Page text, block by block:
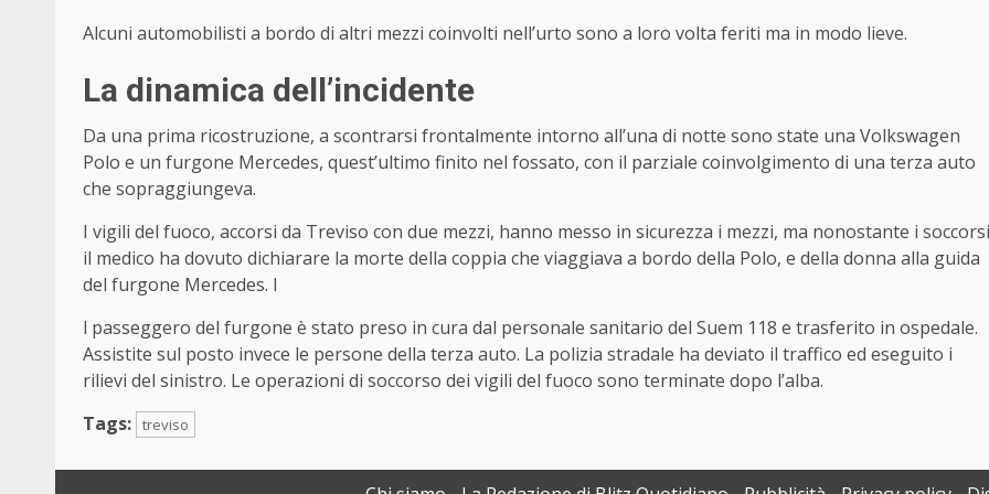
Alcuni automobilisti a bordo di altri mezzi coinvolti nell’urto sono a loro volta feriti ma in modo lieve.
La dinamica dell’incidente
Da una prima ricostruzione, a scontrarsi frontalmente intorno all’una di notte sono state una Volkswagen
Polo e un furgone Mercedes, quest’ultimo finito nel fossato, con il parziale coinvolgimento di una terza auto
che sopraggiungeva.
I vigili del fuoco, accorsi da Treviso con due mezzi, hanno messo in sicurezza i mezzi, ma nonostante i soccorsi
il medico ha dovuto dichiarare la morte della coppia che viaggiava a bordo della Polo, e della donna alla guida
del furgone Mercedes. I
l passeggero del furgone è stato preso in cura dal personale sanitario del Suem 118 e trasferito in ospedale.
Assistite sul posto invece le persone della terza auto. La polizia stradale ha deviato il traffico ed eseguito i
rilievi del sinistro. Le operazioni di soccorso dei vigili del fuoco sono terminate dopo l’alba.
Tags: treviso